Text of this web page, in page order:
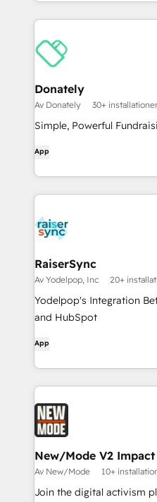
Donately
Av Donately 30+ installationer
Simple, Powerful
App
RaiserSync
Av Yodelpop, Inc 20+
Yodelpop's Integration
and HubSpot
App
New/Mode V2 Impact
Av New/Mode 10+
Join the digital activism